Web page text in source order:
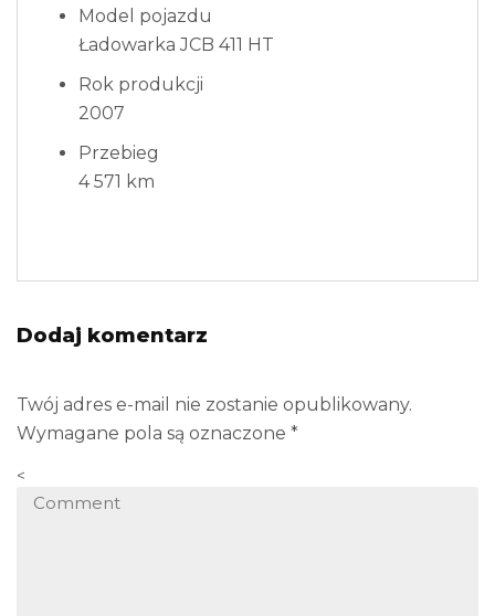
Model pojazdu
Ładowarka JCB 411 HT
Rok produkcji
2007
Przebieg
4 571 km
Dodaj komentarz
Twój adres e-mail nie zostanie opublikowany.
Wymagane pola są oznaczone *
<